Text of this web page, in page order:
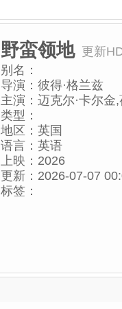
野蛮领地 更新
别名：
导演： 彼得·格兰兹
主演： 迈克尔·卡尔金
杰·阿什顿-格里菲斯,
代因,安格斯·肯尼迪,
·麦凯布,杰克·法辛,迈
迪,艾琳·巴特
尔
汤姆·戈德温
类型：
地区： 英国
语言： 英语
上映： 2026
更新： 2026-07-07
标签：